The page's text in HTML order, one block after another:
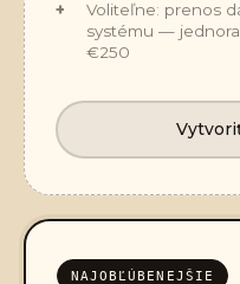
Voliteľne: prenos
systému —
€250
NAJOBĽÚBENEJŠIE